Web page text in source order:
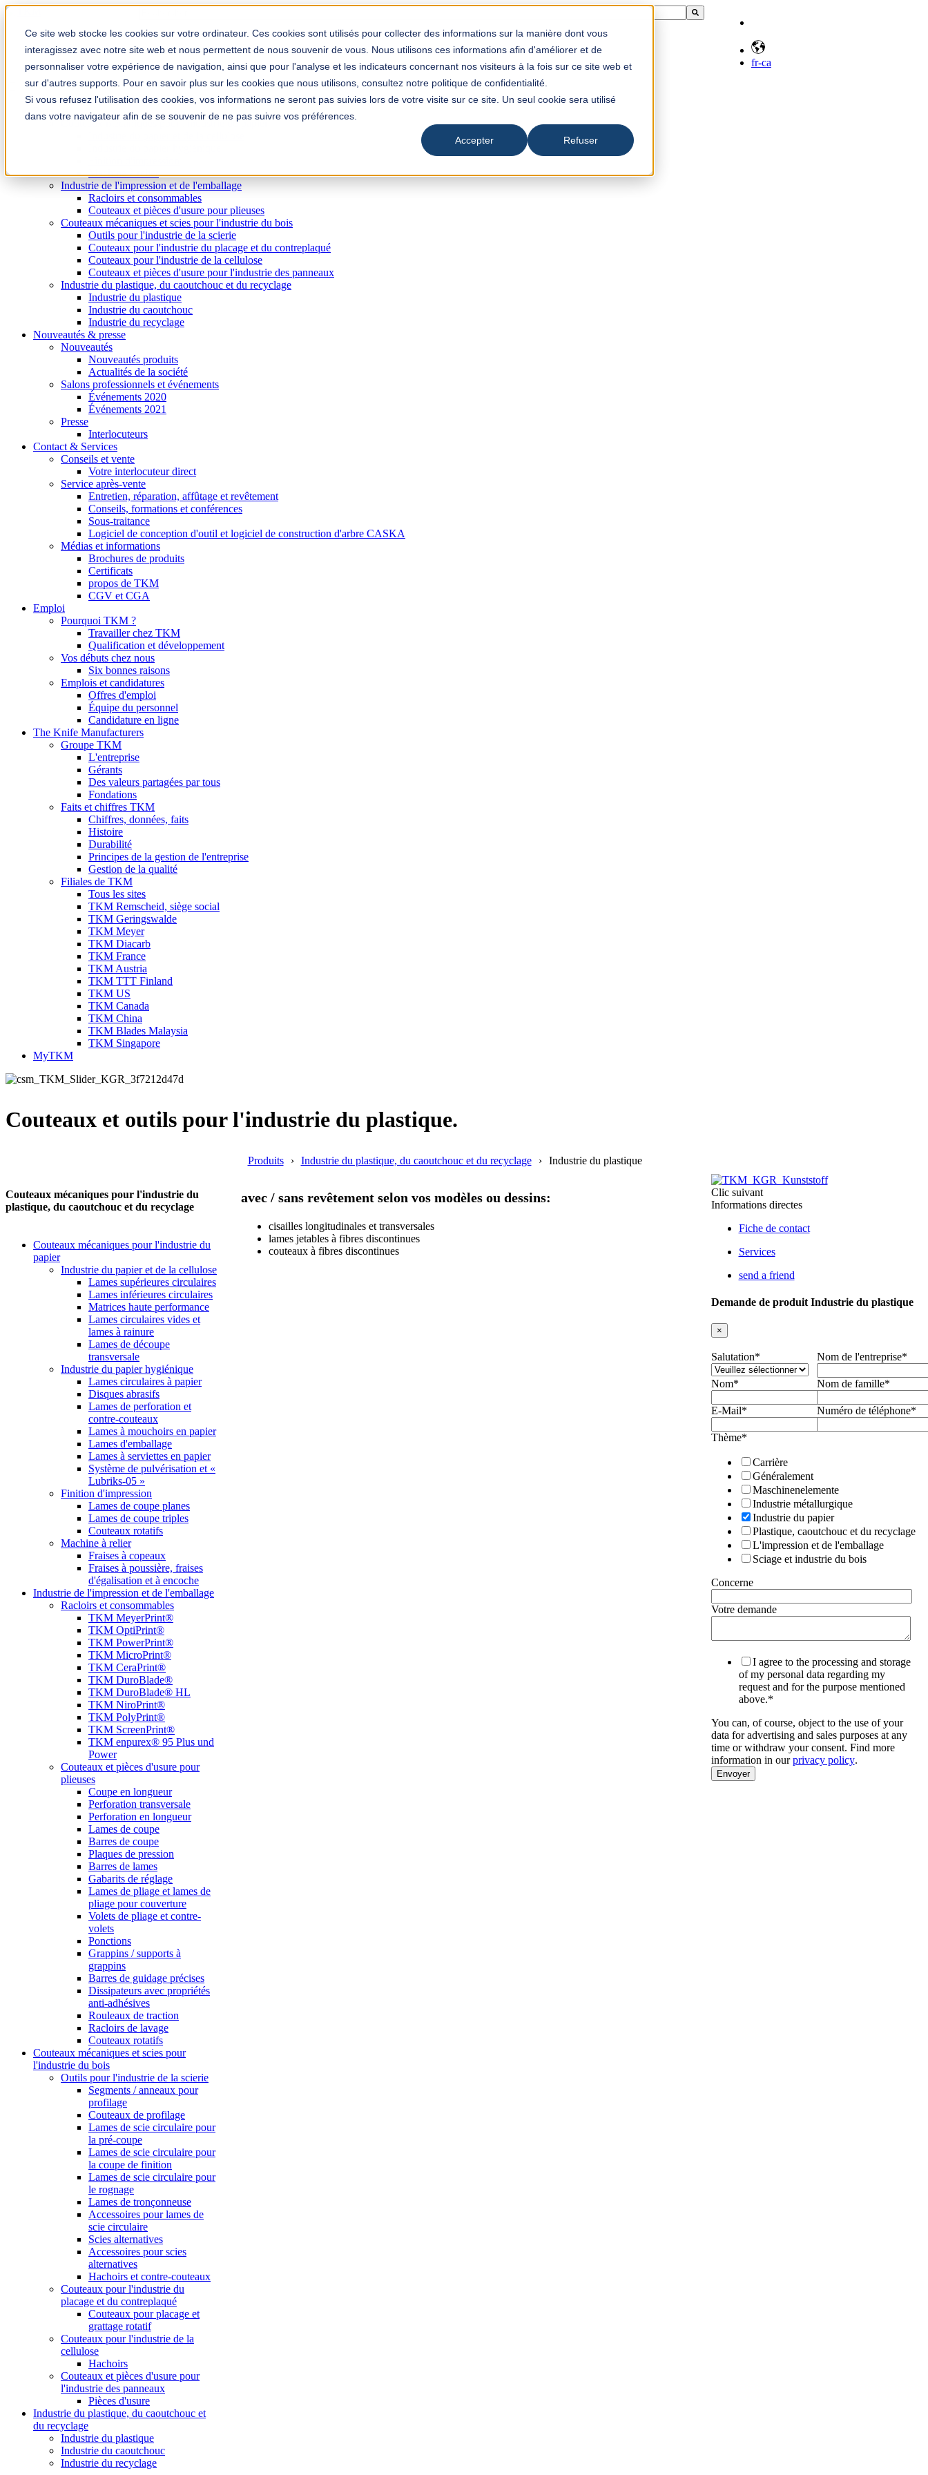
Ce site web stocke les cookies sur votre ordinateur. Ces cookies sont utilisés pour collecter des informations sur la manière dont vous
interagissez avec notre site web et nous permettent de nous souvenir de vous. Nous utilisons ces informations afin d'améliorer et de
personnaliser votre expérience de navigation, ainsi que pour l'analyse et les indicateurs concernant nos visiteurs à la fois sur ce site web et
sur d'autres supports. Pour en savoir plus sur les cookies que nous utilisons, consultez notre politique de confidentialité.
Si vous refusez l'utilisation des cookies, vos informations ne seront pas suivies lors de votre visite sur ce site. Un seul cookie sera utilisé
dans votre navigateur afin de se souvenir de ne pas suivre vos préférences.
Accepter Refuser
Aucune suggestion, car le champ de recherche est vide.
fr-ca
Produits
Couteaux mécaniques pour l'industrie du papier
Machine à relier
Industrie de l'impression et de l'emballage
Racloirs et consommables
Couteaux et pièces d'usure pour plieuses
Couteaux mécaniques et scies pour l'industrie du bois
Outils pour l'industrie de la scierie
Couteaux pour l'industrie du placage et du contreplaqué
Couteaux pour l'industrie de la cellulose
Couteaux et pièces d'usure pour l'industrie des panneaux
Industrie du plastique, du caoutchouc et du recyclage
Industrie du plastique
Industrie du caoutchouc
Industrie du recyclage
Nouveautés & presse
Nouveautés
Nouveautés produits
Actualités de la société
Salons professionnels et événements
Événements 2020
Événements 2021
Presse
Interlocuteurs
Contact & Services
Conseils et vente
Votre interlocuteur direct
Service après-vente
Entretien, réparation, affûtage et revêtement
Conseils, formations et conférences
Sous-traitance
Logiciel de conception d'outil et logiciel de construction d'arbre CASKA
Médias et informations
Brochures de produits
Certificats
propos de TKM
CGV et CGA
Emploi
Pourquoi TKM ?
Travailler chez TKM
Qualification et développement
Vos débuts chez nous
Six bonnes raisons
Emplois et candidatures
Offres d'emploi
Équipe du personnel
Candidature en ligne
The Knife Manufacturers
Groupe TKM
L'entreprise
Gérants
Des valeurs partagées par tous
Fondations
Faits et chiffres TKM
Chiffres, données, faits
Histoire
Durabilité
Principes de la gestion de l'entreprise
Gestion de la qualité
Filiales de TKM
Tous les sites
TKM Remscheid, siège social
TKM Geringswalde
TKM Meyer
TKM Diacarb
TKM France
TKM Austria
TKM TTT Finland
TKM US
TKM Canada
TKM China
TKM Blades Malaysia
TKM Singapore
MyTKM
Couteaux et outils pour l'industrie du plastique.
Produits Industrie du plastique, du caoutchouc et du recyclage Industrie du plastique
Couteaux mécaniques pour l'industrie du
plastique, du caoutchouc et du recyclage
Couteaux mécaniques pour l'industrie du
papier
Industrie du papier et de la cellulose
Lames supérieures circulaires
Lames inférieures circulaires
Matrices haute performance
Lames circulaires vides et
lames à rainure
Lames de découpe
transversale
Industrie du papier hygiénique
Lames circulaires à papier
Disques abrasifs
Lames de perforation et
contre-couteaux
Lames à mouchoirs en papier
Lames d'emballage
Lames à serviettes en papier
Système de pulvérisation et «
Lubriks-05 »
Finition d'impression
Lames de coupe planes
Lames de coupe triples
Couteaux rotatifs
Machine à relier
Fraises à copeaux
Fraises à poussière, fraises
d'égalisation et à encoche
Industrie de l'impression et de l'emballage
Racloirs et consommables
TKM MeyerPrint®
TKM OptiPrint®
TKM PowerPrint®
TKM MicroPrint®
TKM CeraPrint®
TKM DuroBlade®
TKM DuroBlade® HL
TKM NiroPrint®
TKM PolyPrint®
TKM ScreenPrint®
TKM enpurex® 95 Plus und
Power
Couteaux et pièces d'usure pour
plieuses
Coupe en longueur
Perforation transversale
Perforation en longueur
Lames de coupe
Barres de coupe
Plaques de pression
Barres de lames
Gabarits de réglage
Lames de pliage et lames de
pliage pour couverture
Volets de pliage et contre-
volets
Ponctions
Grappins / supports à
grappins
Barres de guidage précises
Dissipateurs avec propriétés
anti-adhésives
Rouleaux de traction
Racloirs de lavage
Couteaux rotatifs
Couteaux mécaniques et scies pour
l'industrie du bois
Outils pour l'industrie de la scierie
Segments / anneaux pour
profilage
Couteaux de profilage
Lames de scie circulaire pour
la pré-coupe
Lames de scie circulaire pour
la coupe de finition
Lames de scie circulaire pour
le rognage
Lames de tronçonneuse
Accessoires pour lames de
scie circulaire
Scies alternatives
Accessoires pour scies
alternatives
Hachoirs et contre-couteaux
Couteaux pour l'industrie du
placage et du contreplaqué
Couteaux pour placage et
grattage rotatif
Couteaux pour l'industrie de la
cellulose
Hachoirs
Couteaux et pièces d'usure pour
l'industrie des panneaux
Pièces d'usure
Industrie du plastique, du caoutchouc et
du recyclage
Industrie du plastique
Industrie du caoutchouc
Industrie du recyclage
avec / sans revêtement selon vos modèles ou dessins:
cisailles longitudinales et transversales
lames jetables à fibres discontinues
couteaux à fibres discontinues
Clic suivant
Informations directes
Fiche de contact
Services
send a friend
Demande de produit Industrie du plastique
×
Salutation* Nom de l'entreprise*
Nom* Nom de famille*
E-Mail* Numéro de téléphone*
Thème*
Carrière
Généralement
Maschinenelemente
Industrie métallurgique
Industrie du papier
Plastique, caoutchouc et du recyclage
L'impression et de l'emballage
Sciage et industrie du bois
Concerne
Votre demande
I agree to the processing and storage
of my personal data regarding my
request and for the purpose mentioned
above.*
You can, of course, object to the use of your
data for advertising and sales purposes at any
time or withdraw your consent. Find more
information in ourprivacy policy.